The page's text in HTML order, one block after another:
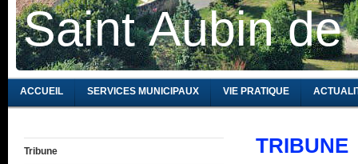
Saint Aubin de
ACCUEIL SERVICES MUNICIPAUX VIE PRATIQUE
Tribune TRIBUNE